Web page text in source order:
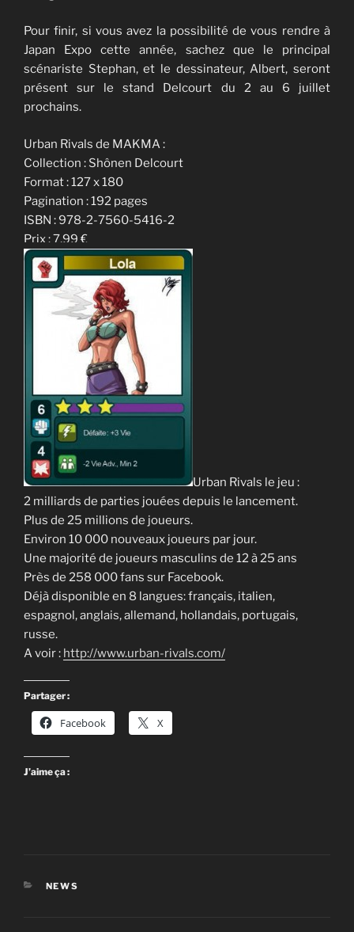
Pour finir, si vous avez la possibilité de vous rendre à
Japan Expo cette année, sachez que le principal
scénariste Stephan, et le dessinateur, Albert, seront
présent sur le stand Delcourt du 2 au 6 juillet
prochains.
Urban Rivals de MAKMA :
Collection : Shônen Delcourt
Format : 127 x 180
Pagination : 192 pages
ISBN : 978-2-7560-5416-2
Prix : 7,99 €
Urban Rivals le jeu :
2 milliards de parties jouées depuis le lancement.
Plus de 25 millions de joueurs.
Environ 10 000 nouveaux joueurs par jour.
Une majorité de joueurs masculins de 12 à 25 ans
Près de 258 000 fans sur Facebook.
Déjà disponible en 8 langues: français, italien,
espagnol, anglais, allemand, hollandais, portugais,
russe.
A voir : http://www.urban-rivals.com/
Partager :
Facebook X
J’aime ça :
CATÉGORIES
NEWS